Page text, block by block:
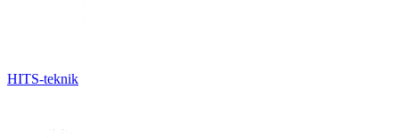
HITS-teknik